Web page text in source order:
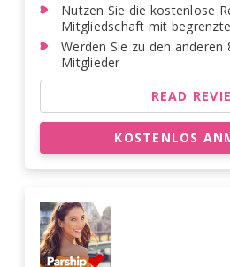
Nutzen Sie die kostenlose
Mitgliedschaft mit
Werden Sie zu den anderen
Mitglieder
READ
KOSTENLOS